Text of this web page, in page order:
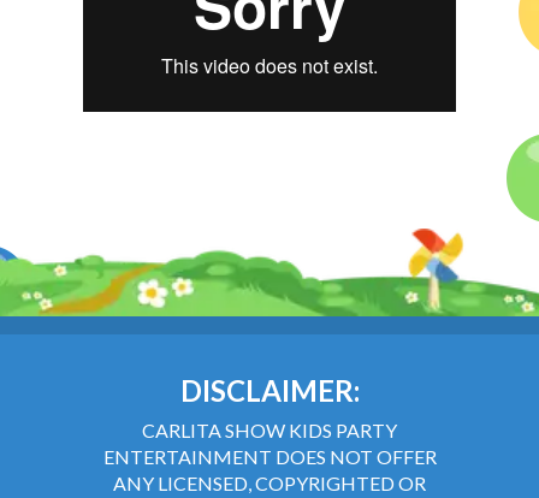
DISCLAIMER:
CARLITA SHOW KIDS PARTY
ENTERTAINMENT DOES NOT OFFER
ANY LICENSED, COPYRIGHTED OR